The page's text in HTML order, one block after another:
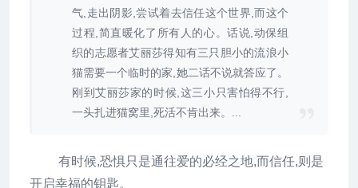
气,走出阴影,尝试着去信任这个世界,而这个
过程,简直暖化了所有人的心。话说,动保组
织的志愿者艾丽莎得知有三只胆小的流浪小
猫需要一个临时的家,她二话不说就答应了。
刚到艾丽莎家的时候,这三小只害怕得不行,
一头扎进猫窝里,死活不肯出来。...
有时候,恐惧只是通往爱的必经之地,而信任,则是
开启幸福的钥匙。